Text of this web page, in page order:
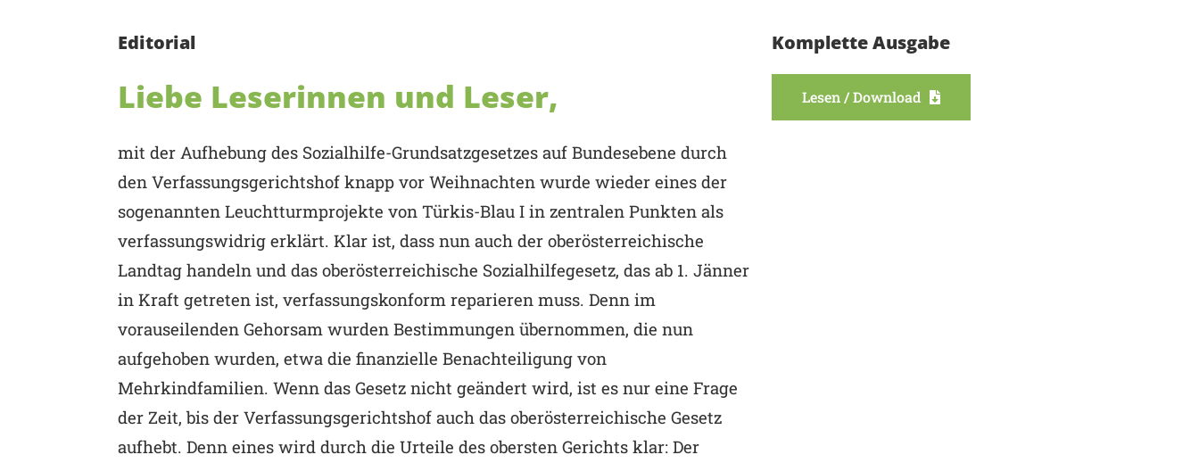
Editorial
Liebe Leserinnen und Leser,
mit der Aufhebung des Sozialhilfe-Grundsatzgesetzes auf Bundesebene durch
den Verfassungsgerichtshof knapp vor Weihnachten wurde wieder eines der
sogenannten Leuchtturmprojekte von Türkis-Blau I in zentralen Punkten als
verfassungswidrig erklärt. Klar ist, dass nun auch der oberösterreichische
Landtag handeln und das oberösterreichische Sozialhilfegesetz, das ab 1. Jänner
in Kraft getreten ist, verfassungskonform reparieren muss. Denn im
vorauseilenden Gehorsam wurden Bestimmungen übernommen, die nun
aufgehoben wurden, etwa die finanzielle Benachteiligung von
Mehrkindfamilien. Wenn das Gesetz nicht geändert wird, ist es nur eine Frage
der Zeit, bis der Verfassungsgerichtshof auch das oberösterreichische Gesetz
aufhebt. Denn eines wird durch die Urteile des obersten Gerichts klar: Der
Komplette Ausgabe
Lesen / Download